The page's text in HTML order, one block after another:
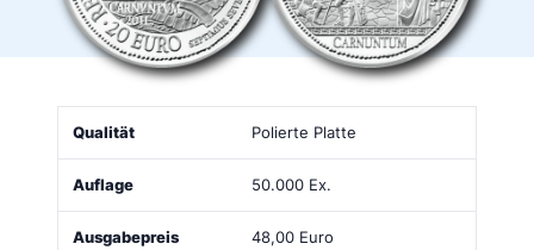
Qualität Ausgabepreis
Polierte Platte
50.000 Ex.
48,00 Euro